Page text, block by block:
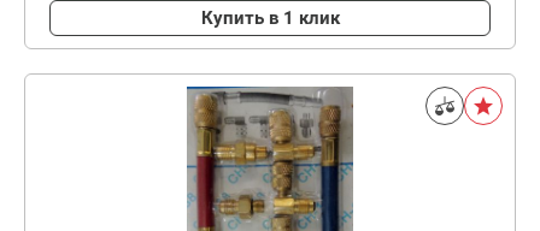
Купить в 1 клик